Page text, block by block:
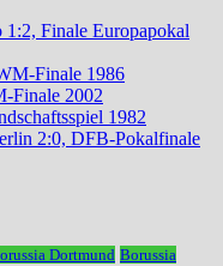
Finale Europapokal
Finale 1986
Finale 2002
1982
2:0, DFB-Pokalfinale
Dortmund Borussia